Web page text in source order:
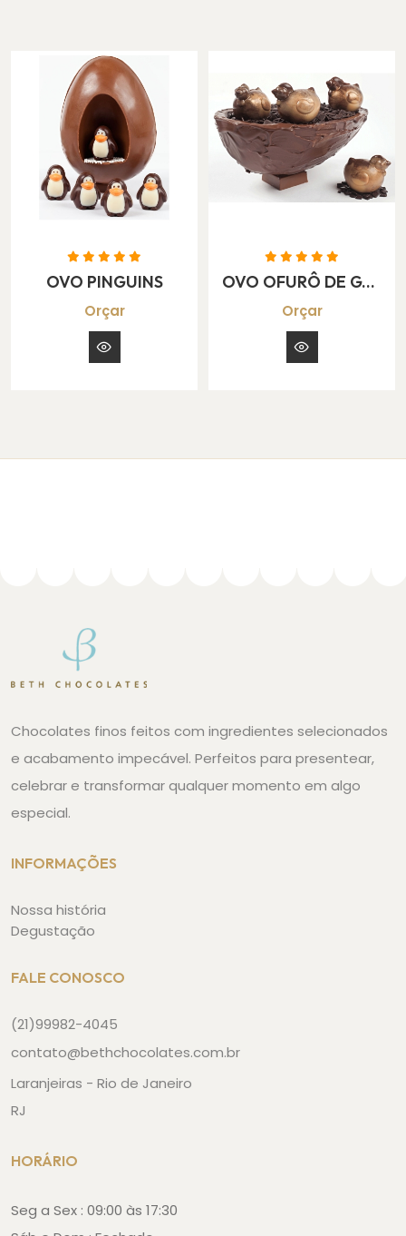
OVO PINGUINS
Orçar
OVO OFURÔ DE GALINHAS
Orçar
Chocolates finos feitos com ingredientes selecionados
e acabamento impecável. Perfeitos para presentear,
celebrar e transformar qualquer momento em algo
especial.
INFORMAÇÕES
Nossa história
Degustação
FALE CONOSCO
(21)99982-4045
contato@bethchocolates.com.br
Laranjeiras - Rio de Janeiro
RJ
HORÁRIO
Seg a Sex : 09:00 às 17:30